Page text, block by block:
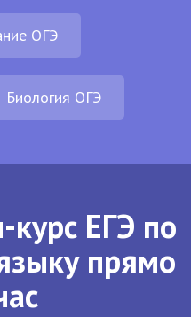
ОГЭ
Биология ОГЭ
ЕГЭ по
прямо